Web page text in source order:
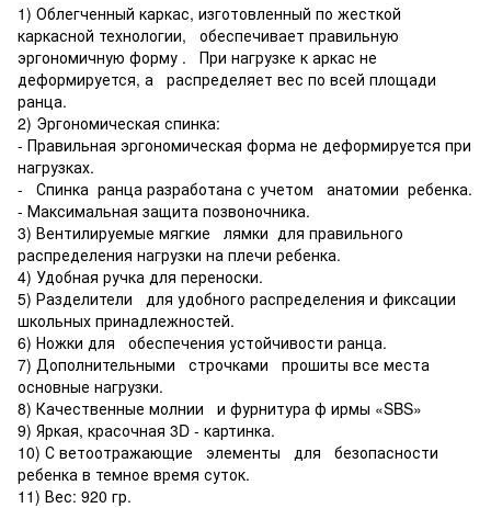
1) Облегченный каркас, изготовленный по жесткой
каркасной технологии, обеспечивает правильную
эргономичную форму . При нагрузке к аркас не
деформируется, а распределяет вес по всей площади
ранца.
2) Эргономическая спинка:
- Правильная эргономическая форма не деформируется при
нагрузках.
- Спинка ранца разработана с учетом анатомии ребенка.
- Максимальная защита позвоночника.
3) Вентилируемые мягкие лямки для правильного
распределения нагрузки на плечи ребенка.
4) Удобная ручка для переноски.
5) Разделители для удобного распределения и фиксации
школьных принадлежностей.
6) Ножки для обеспечения устойчивости ранца.
7) Дополнительными строчками прошиты все места
основные нагрузки.
8) Качественные молнии и фурнитура ф ирмы «SBS»
9) Яркая, красочная 3D - картинка.
10) С ветоотражающие элементы для безопасности
ребенка в темное время суток.
11) Вес: 920 гр.